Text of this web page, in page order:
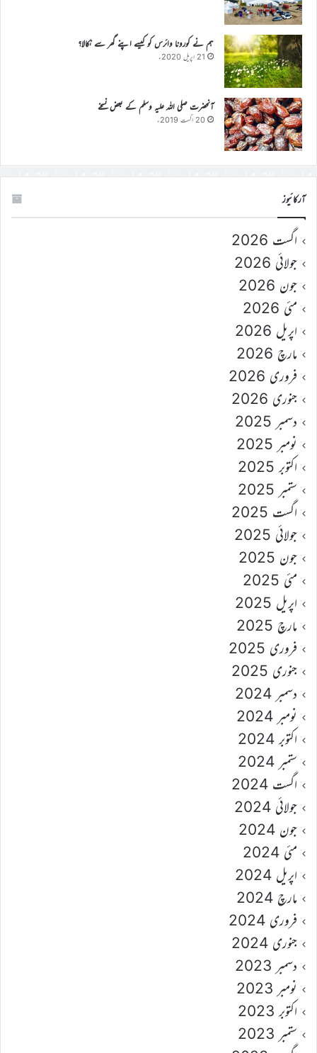
ہم نے کورونا وائرس کو کیسے اپنے گھر سے نکالا؟
21 اپریل 2020ء
آنحضرت صلی اللہ علیہ وسلم کے بعض نسخے
20 اگست 2019ء
آرکائیوز
اگست 2026
جولائی 2026
جون 2026
مئی 2026
اپریل 2026
مارچ 2026
فروری 2026
جنوری 2026
دسمبر 2025
نومبر 2025
اکتوبر 2025
ستمبر 2025
اگست 2025
جولائی 2025
جون 2025
مئی 2025
اپریل 2025
مارچ 2025
فروری 2025
جنوری 2025
دسمبر 2024
نومبر 2024
اکتوبر 2024
ستمبر 2024
اگست 2024
جولائی 2024
جون 2024
مئی 2024
اپریل 2024
مارچ 2024
فروری 2024
جنوری 2024
دسمبر 2023
نومبر 2023
اکتوبر 2023
ستمبر 2023